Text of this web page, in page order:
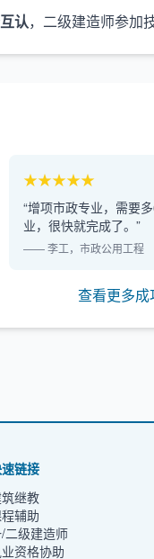
认，二级建造师参加
★★★★★
“增项市政专业，需要
业，很快就完成了。”
—— 李工，市政公用工程
查看更多
链接
继教
辅助
二级建造师
资格协助